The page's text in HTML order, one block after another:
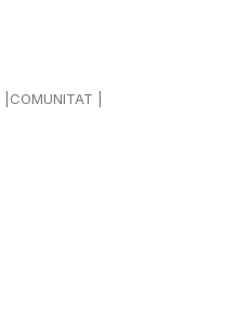
COMUNITAT